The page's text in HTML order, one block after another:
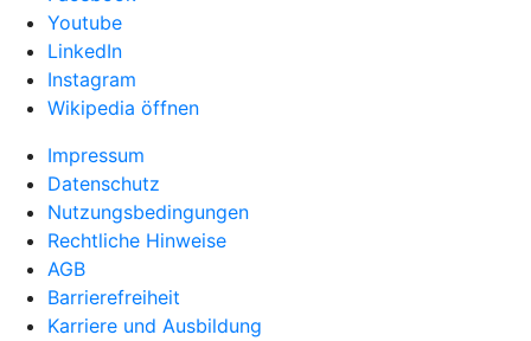
Youtube
LinkedIn
Instagram
Wikipedia öffnen
Impressum
Datenschutz
Nutzungsbedingungen
Rechtliche Hinweise
AGB
Barrierefreiheit
Karriere und Ausbildung